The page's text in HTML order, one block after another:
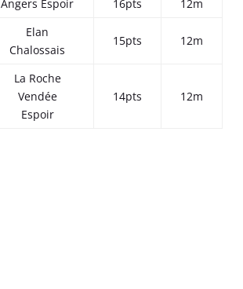
Angers Espoir 16pts 12m
Elan
Chalossais
15pts 12m
La Roche
Vendée
Espoir
14pts 12m